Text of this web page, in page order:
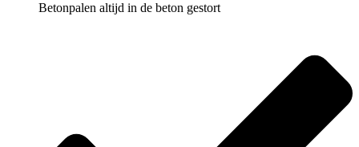
Betonpalen altijd in de beton gestort